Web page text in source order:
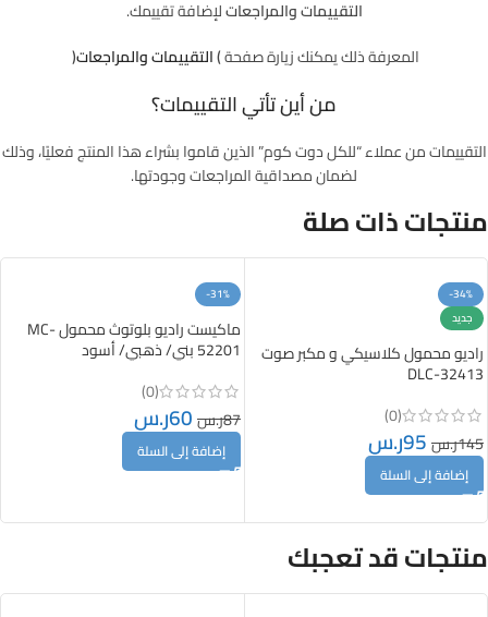
التقييمات والمراجعاتلإضافة تقييمك.
المعرفة ذلك يمكنك زيارة صفحة(التقييمات والمراجعات)
من أين تأتي التقييمات؟
التقييمات من عملاء “للكل دوت كوم” الذين قاموا بشراء هذا المنتج فعليًا، وذلك
لضمان مصداقية المراجعات وجودتها.
منتجات ذات صلة
-34%
جديد
راديو محمول كلاسيكي و مكبر صوت
DLC-32413
(0)
145ر.س95ر.س
إضافة إلى السلة
-31%
ماكيست راديو بلوتوث محمول MC-
52201 بني/ ذهبي/ أسود
(0)
87ر.س60ر.س
إضافة إلى السلة
منتجات قد تعجبك